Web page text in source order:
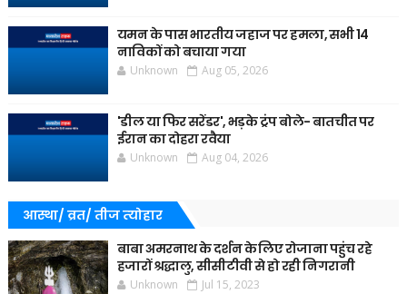
यमन के पास भारतीय जहाज पर हमला, सभी 14
नाविकों को बचाया गया
Unknown Aug 05, 2026
'डील या फिर सरेंडर', भड़के ट्रंप बोले- बातचीत पर
ईरान का दोहरा रवैया
Unknown Aug 04, 2026
आस्था/ व्रत/ तीज त्‍योहार
बाबा अमरनाथ के दर्शन के लिए रोजाना पहुंच रहे
हजारों श्रद्धालु, सीसीटीवी से हो रही निगरानी
Unknown Jul 15, 2023